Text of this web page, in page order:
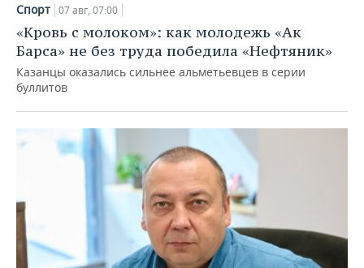
Спорт 07 авг, 07:00
«Кровь с молоком»: как молодежь «Ак
Барса» не без труда победила «Нефтяник»
Казанцы оказались сильнее альметьевцев в серии
буллитов